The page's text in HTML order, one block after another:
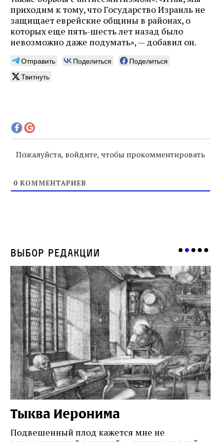
приходим к тому, что Государство Израиль не
защищает еврейские общины в районах, о
которых еще пять-шесть лет назад было
невозможно даже подумать», — добавил он.
Отправить Поделиться
Поделиться
Твитнуть
Пожалуйста, войдите, чтобы прокомментировать
0 КОММЕНТАРИЕВ
Выбор редакции
Тыква Иеронима
Подвешенный плод кажется мне не